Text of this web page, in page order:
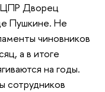
Дворец
Пушкине. Не
чиновников
а в итоге
на годы.
сотрудников